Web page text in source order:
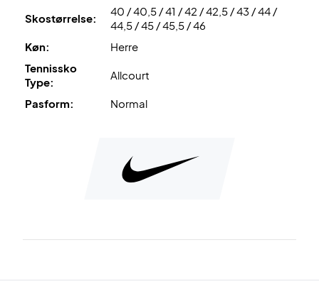
Klar til kamp – køb Nike Vapor Lite 3 i dag!
Farve:
Hvid og mørkeblå (Midnight Navy).
Skoen er designet til hårde underlag og kan bruges på alle
banetyper.
Skostørrelse:
40 / 40,5 / 41 / 42 / 42,5 / 43 / 44 /
44,5 / 45 / 45,5 / 46
Køn:
Herre
Tennissko
Type:
Allcourt
Pasform: Normal